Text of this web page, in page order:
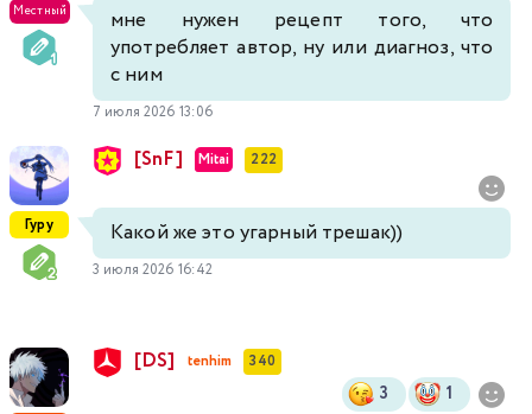
Местный
мне нужен рецепт того, что
употребляет автор, ну или диагноз, что
с ним
7 июля 2026 13:06
Гуру
[SnF] Mitai 222
Какой же это угарный трешак))
3 июля 2026 16:42
[DS] tenhim 340
3 1